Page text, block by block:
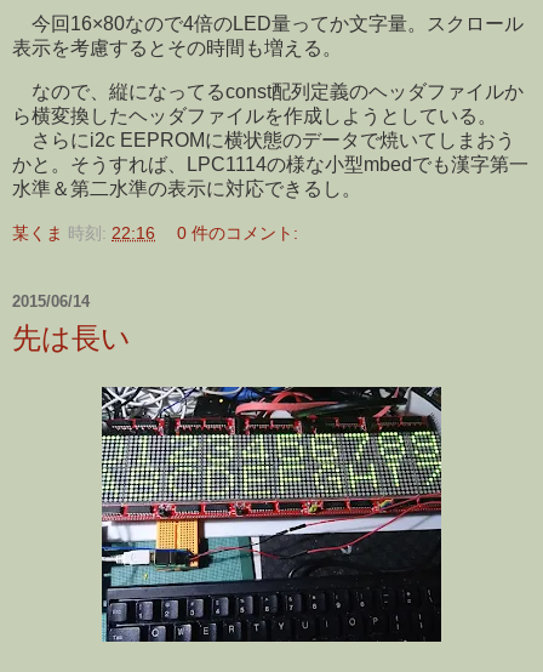
今回16×80なので4倍のLED量ってか文字量。スクロール
表示を考慮するとその時間も増える。
なので、縦になってるconst配列定義のヘッダファイルか
ら横変換したヘッダファイルを作成しようとしている。
さらにi2c EEPROMに横状態のデータで焼いてしまおう
かと。そうすれば、LPC1114の様な小型mbedでも漢字第一
水準＆第二水準の表示に対応できるし。
某くま 時刻: 22:16 0 件のコメント:
2015/06/14
先は長い